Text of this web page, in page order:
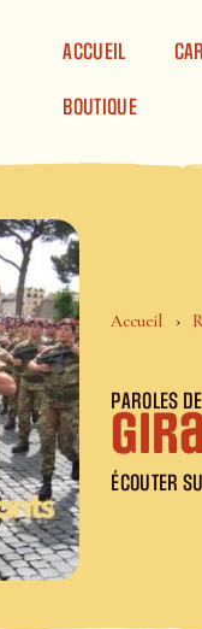
ACCUEIL
BOUTIQUE
Accueil
PAROLES DE
ÉCOUTER